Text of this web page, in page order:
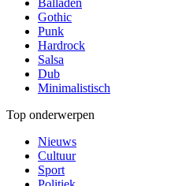
Balladen
Gothic
Punk
Hardrock
Salsa
Dub
Minimalistisch
Top onderwerpen
Nieuws
Cultuur
Sport